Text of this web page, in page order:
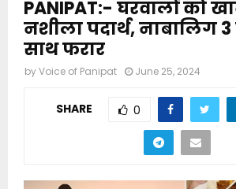
PANIPAT:- घरवालों को
नशीला पदार्थ, नाबालिग
साथ फरार
byVoice of Panipat June 25, 2024
SHARE 0